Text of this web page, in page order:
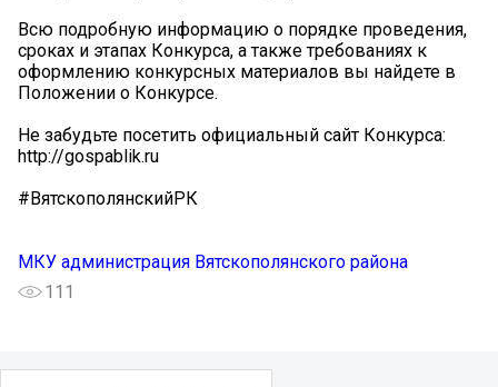
Всю подробную информацию о порядке проведения,
сроках и этапах Конкурса, а также требованиях к
оформлению конкурсных материалов вы найдете в
Положении о Конкурсе. ️
Не забудьте посетить официальный сайт Конкурса:
http://gospablik.ru
#ВятскополянскийРК
МКУ администрация Вятскополянского района
111